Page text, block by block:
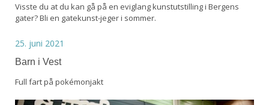
Visste du at du kan gå på en eviglang kunstutstilling i Bergens
gater? Bli en gatekunst-jeger i sommer.
25. juni 2021
Barn i Vest
Full fart på pokémonjakt